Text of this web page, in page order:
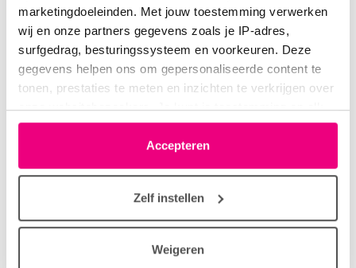
marketingdoeleinden. Met jouw toestemming verwerken
wij en onze partners gegevens zoals je IP-adres,
surfgedrag, besturingssysteem en voorkeuren. Deze
gegevens helpen ons om gepersonaliseerde content te
tonen, prestaties te meten en inzichten te verkrijgen over
onze websitebezoekers. Je kunt je toestemming op elk
moment wijzigen of intrekken via het cookie-icoontje
linksonder elke pagina. De lijst met partners is te vinden
in het tabblad “details”.
Accepteren
Zelf instellen
Weigeren
De 'IPF-IMMUNE' studie
Thomas Koudstaal van het ErasmusMC gaat op
zoek naar een nieuwe, gerichte behandeling voor
progressieve longziekte leidt tot een geleidelijke
verlittekening van de longen.
Rutgers Kickstart